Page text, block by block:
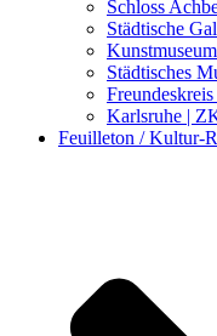
Schloss
Städtische
Städtisches
Karlsruhe |
Feuilleton / Kultur-